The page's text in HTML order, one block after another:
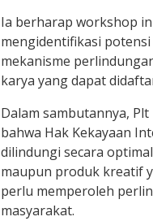
Ia berharap workshop
mengidentifikasi
mekanisme
karya yang dapat
Dalam sambutannya,
bahwa Hak Kekayaan
dilindungi secara
maupun produk kreatif
perlu memperoleh
masyarakat.